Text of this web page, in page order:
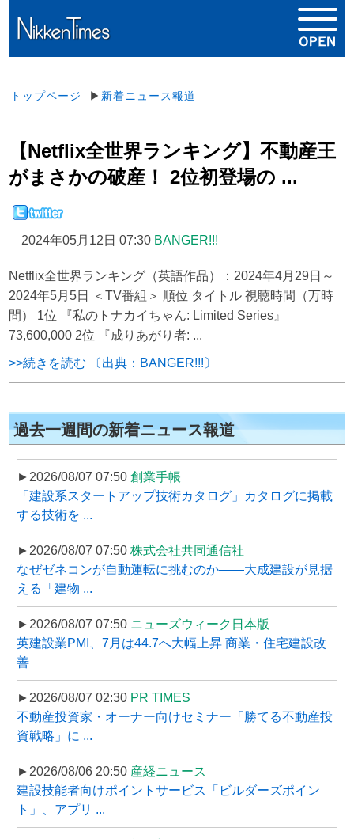
トップページ ▶ 新着ニュース報道
【Netflix全世界ランキング】不動産王
がまさかの破産！ 2位初登場の ...
2024年05月12日 07:30 BANGER!!!
Netflix全世界ランキング（英語作品）：2024年4月29日～
2024年5月5日 ＜TV番組＞ 順位 タイトル 視聴時間（万時
間） 1位 『私のトナカイちゃん: Limited Series』
73,600,000 2位 『成りあがり者: ...
>>続きを読む 〔出典：BANGER!!!〕
過去一週間の新着ニュース報道
►2026/08/07 07:50 創業手帳
「建設系スタートアップ技術カタログ」カタログに掲載
する技術を ...
►2026/08/07 07:50 株式会社共同通信社
なぜゼネコンが自動運転に挑むのか――大成建設が見据
える「建物 ...
►2026/08/07 07:50 ニューズウィーク日本版
英建設業PMI、7月は44.7へ大幅上昇 商業・住宅建設改
善
►2026/08/07 02:30 PR TIMES
不動産投資家・オーナー向けセミナー「勝てる不動産投
資戦略」に ...
►2026/08/06 20:50 産経ニュース
建設技能者向けポイントサービス「ビルダーズポイン
ト」、アプリ ...